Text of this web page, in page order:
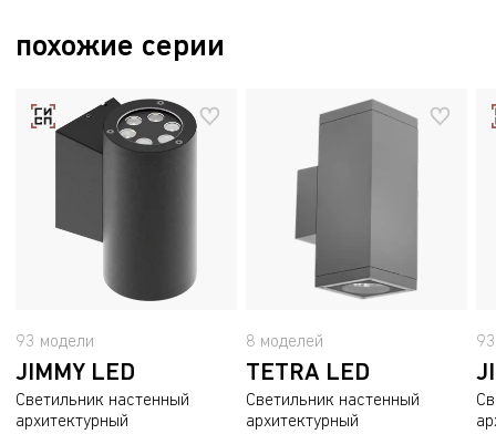
2.5 mB
похожие серии
93 модели
JIMMY LED
Светильник настенный
архитектурный
8 моделей
TETRA LED
Светильник настенный
архитектурный